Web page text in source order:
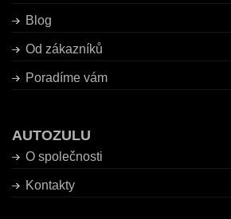
Blog
Od zákazníků
Poradíme vám
AUTOZULU
O společnosti
Kontakty